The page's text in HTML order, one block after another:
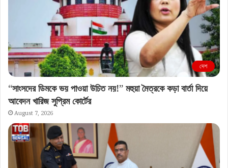
দেশ
“সাংসদের ডিমকে ভয় পাওয়া উচিত নয়!” মহুয়া মৈত্রকে কড়া বার্তা দিয়ে
আবেদন খারিজ সুপ্রিম কোর্টের
August 7, 2026